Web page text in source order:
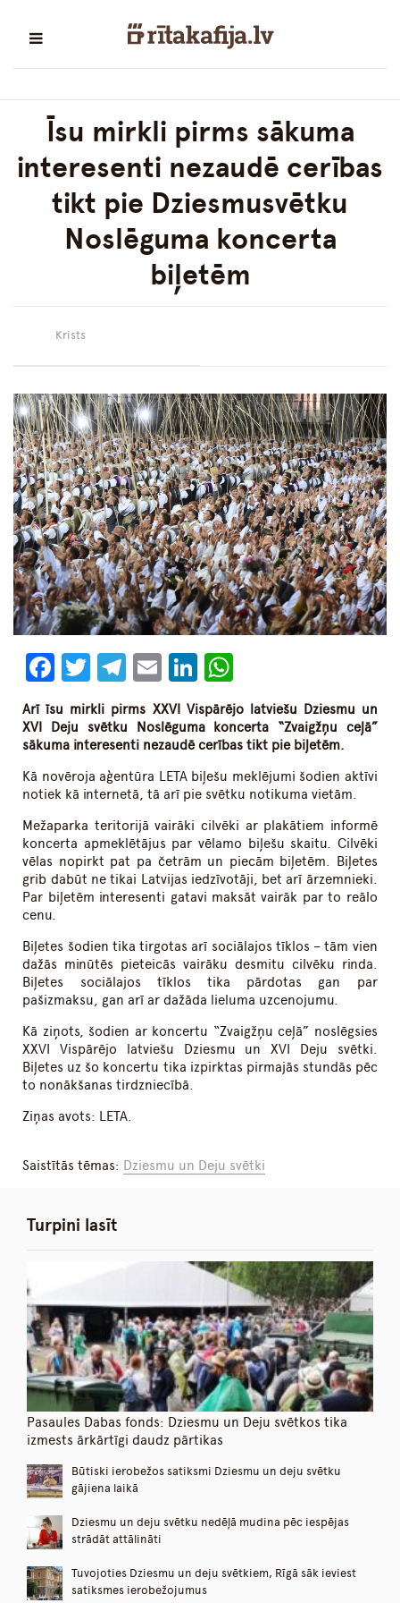
Īsu mirkli pirms sākuma
interesenti nezaudē cerības
tikt pie Dziesmusvētku
Noslēguma koncerta
biļetēm
Krists
Facebook
Twitter
Telegram
EmailLinkedIn
Arī īsu mirkli pirms XXVI Vispārējo latviešu Dziesmu un
XVI Deju svētku Noslēguma koncerta “Zvaigžņu ceļā”
sākuma interesenti nezaudē cerības tikt pie biļetēm.
Kā novēroja aģentūra LETA biļešu meklējumi šodien aktīvi
notiek kā internetā, tā arī pie svētku notikuma vietām.
Mežaparka teritorijā vairāki cilvēki ar plakātiem informē
koncerta apmeklētājus par vēlamo biļešu skaitu. Cilvēki
vēlas nopirkt pat pa četrām un piecām biļetēm. Biļetes
grib dabūt ne tikai Latvijas iedzīvotāji, bet arī ārzemnieki.
Par biļetēm interesenti gatavi maksāt vairāk par to reālo
cenu.
Biļetes šodien tika tirgotas arī sociālajos tīklos – tām vien
dažās minūtēs pieteicās vairāku desmitu cilvēku rinda.
Biļetes sociālajos tīklos tika pārdotas gan par
pašizmaksu, gan arī ar dažāda lieluma uzcenojumu.
Kā ziņots, šodien ar koncertu “Zvaigžņu ceļā” noslēgsies
XXVI Vispārējo latviešu Dziesmu un XVI Deju svētki.
Biļetes uz šo koncertu tika izpirktas pirmajās stundās pēc
to nonākšanas tirdzniecībā.
Ziņas avots: LETA.
Saistītās tēmas: Dziesmu un Deju svētki
Turpini lasīt
Pasaules Dabas fonds: Dziesmu un Deju svētkos tika
izmests ārkārtīgi daudz pārtikas
Būtiski ierobežos satiksmi Dziesmu un deju svētku
gājiena laikā
Dziesmu un deju svētku nedēļā mudina pēc iespējas
strādāt attālināti
Tuvojoties Dziesmu un deju svētkiem, Rīgā sāk ieviest
satiksmes ierobežojumus